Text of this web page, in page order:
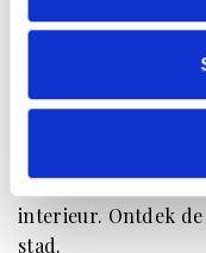
HOTSPOTS
STAP BINNEN
Vier
alleen voor de
interieur. Ontdek de
stad.